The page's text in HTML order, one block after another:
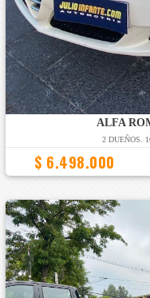
ALFA
2 DUEÑOS.
$ 6.498.000